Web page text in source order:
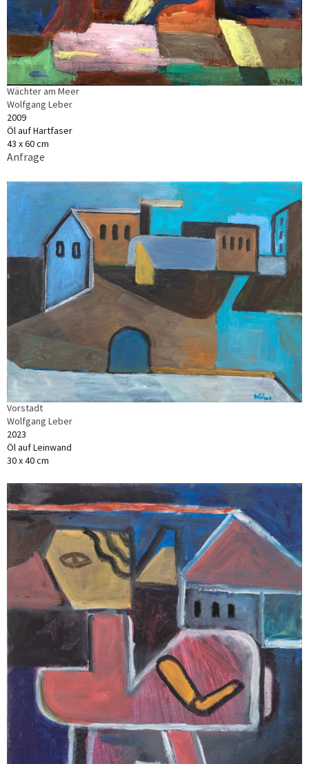
Wächter am Meer
Wolfgang Leber
2009
Öl auf Hartfaser
43 x 60 cm
Anfrage
Vorstadt
Wolfgang Leber
2023
Öl auf Leinwand
30 x 40 cm